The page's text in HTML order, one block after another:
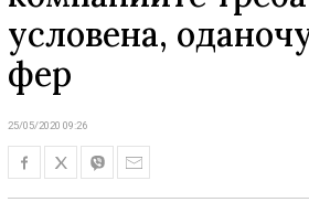
условена,
фер
25/05/2020 09:26